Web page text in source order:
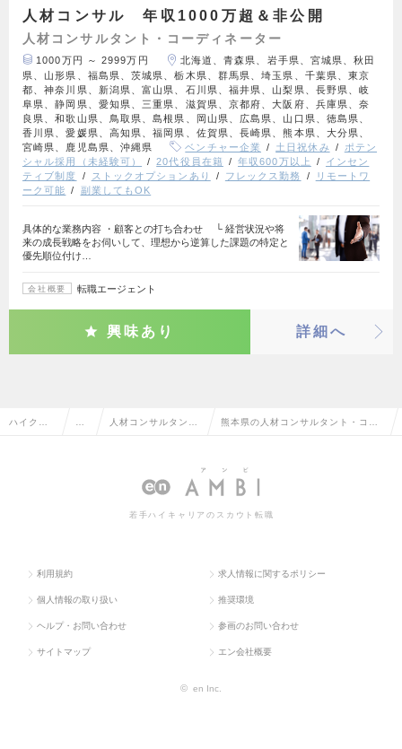
人材コンサル 年収1000万超＆非公開
人材コンサルタント・コーディネーター
1000万円 ～ 2999万円
北海道、青森県、岩手県、宮城県、秋田
県、山形県、福島県、茨城県、栃木県、群馬県、埼玉県、千葉県、東京
都、神奈川県、新潟県、富山県、石川県、福井県、山梨県、長野県、岐
阜県、静岡県、愛知県、三重県、滋賀県、京都府、大阪府、兵庫県、奈
良県、和歌山県、鳥取県、島根県、岡山県、広島県、山口県、徳島県、
香川県、愛媛県、高知県、福岡県、佐賀県、長崎県、熊本県、大分県、
宮崎県、鹿児島県、沖縄県
ベンチャー企業 土日祝休み
ポテン
シャル採用（未経験可）
20代役員在籍 年収600万以上
インセン
ティブ制度
ストックオプションあり フレックス勤務
リモートワ
ーク可能
副業してもOK
具体的な業務内容 ・顧客との打ち合わせ └ 経営状況や将
来の成長戦略をお伺いして、理想から逆算した課題の特定と
優先順位付け…
会社概要 転職エージェント
興味あり 詳細へ
ハイクラ 営 人材コンサルタン 熊本県の人材コンサルタント・コー
若手ハイキャリアのスカウト転職
利用規約 求人情報に関するポリシー
個人情報の取り扱い 推奨環境
ヘルプ・お問い合わせ 参画のお問い合わせ
サイトマップ エン会社概要
© en Inc.